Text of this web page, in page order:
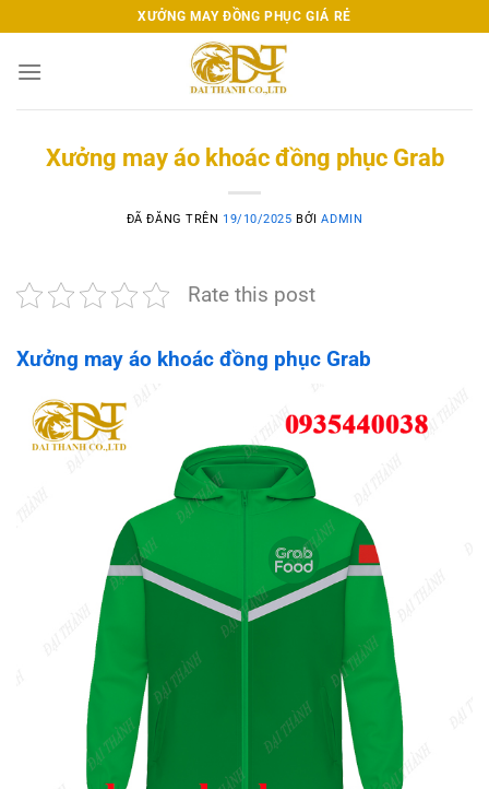
đến
nội
XƯỞNG MAY ĐỒNG PHỤC GIÁ RẺ
Xưởng may áo khoác đồng phục Grab
ĐÃ ĐĂNG TRÊN 19/10/2025 BỞIADMIN
Rate this post
Xưởng may áo khoác đồng phục Grab